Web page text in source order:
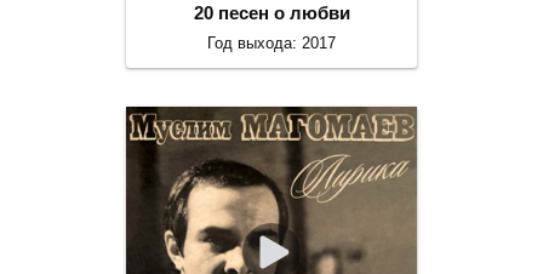
20 песен о любви
Год выхода: 2017